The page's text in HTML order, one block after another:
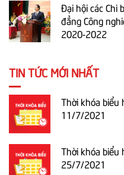
Đại hội các Chi
đẳng Công
2020-2022
TIN TỨC MỚI NHẤT
Thời khóa
11/7/2021
Thời khóa
25/7/2021